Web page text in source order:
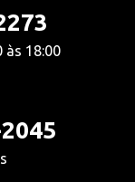
às 18:00